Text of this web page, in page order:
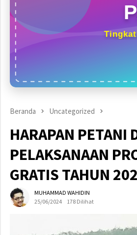
Beranda Uncategorized
HARAPAN PETANI
PELAKSANAAN
GRATIS TAHUN
MUHAMMAD WAHIDIN
25/06/2024
178 Dilihat